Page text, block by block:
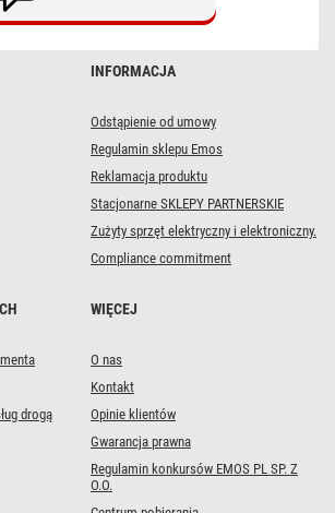
INFORMACJA
Odstąpienie od umowy
Regulamin sklepu Emos
Reklamacja produktu
Stacjonarne SKLEPY PARTNERSKIE
Zużyty sprzęt elektryczny i elektroniczny.
Compliance commitment
drogą
WIĘCEJ
O nas
Kontakt
Opinie klientów
Gwarancja prawna
Regulamin konkursów EMOS PL SP. Z
O.O.